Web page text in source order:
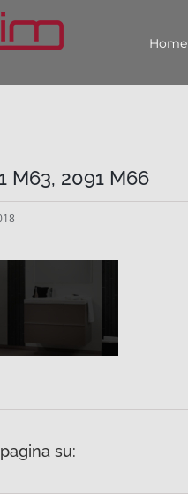
Home
M63, 2091 M66
su: